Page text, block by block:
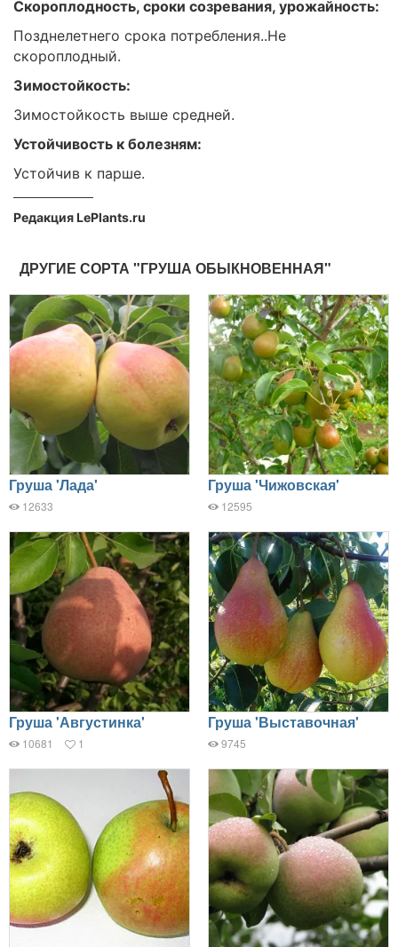
Скороплодность, сроки созревания, урожайность:
Позднелетнего срока потребления..Не
скороплодный.
Зимостойкость:
Зимостойкость выше средней.
Устойчивость к болезням:
Устойчив к парше.
Редакция LePlants.ru
ДРУГИЕ СОРТА "ГРУША ОБЫКНОВЕННАЯ"
Груша 'Лада'
12633
Груша 'Чижовская'
12595
Груша 'Августинка'
10681 1
Груша 'Выставочная'
9745